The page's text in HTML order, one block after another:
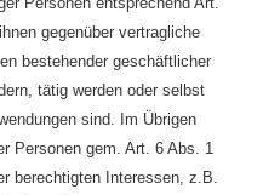
gegenüber vertragliche
bestehender geschäftlicher
tätig werden oder selbst
sind. Im Übrigen
Personen gem. Art. 6 Abs. 1
berechtigten Interessen, z.B.